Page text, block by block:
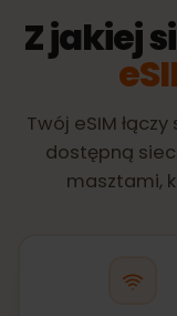
Z jakiej
Twój eSIM
dostępną
masztami,